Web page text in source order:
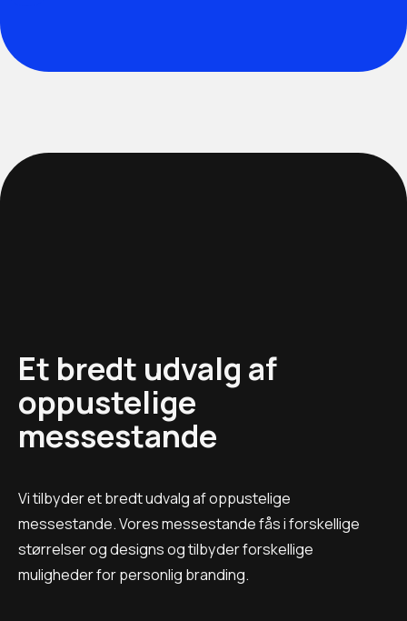
Et bredt udvalg af
oppustelige
messestande
Vi tilbyder et bredt udvalg af oppustelige
messestande. Vores messestande fås i forskellige
størrelser og designs og tilbyder forskellige
muligheder for personlig branding.